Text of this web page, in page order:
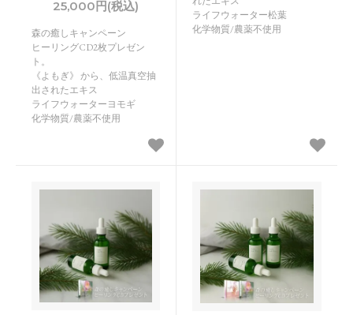
25,000円(税込)
森の癒しキャンペーン
ヒーリングCD2枚プレゼン
ト。
《よもぎ》 から、低温真空抽
出されたエキス
ライフウォーターヨモギ
化学物質/農薬不使用
ライフウォーター松葉
化学物質/農薬不使用